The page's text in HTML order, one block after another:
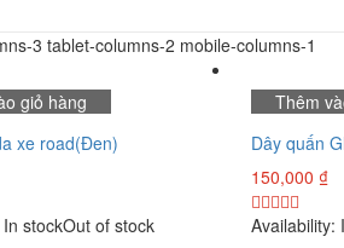
3 tablet-columns-2 mobile-columns-1
giỏ hàng
xe road(Đen)
In stockOut of stock
Thêm
Dây quấn
150,000 ₫
Availability: